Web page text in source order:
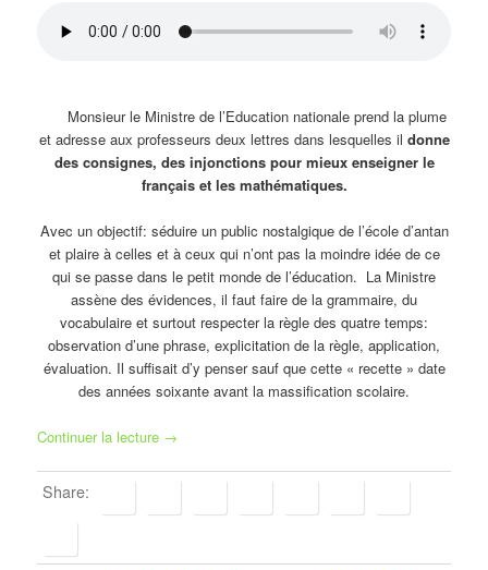
Monsieur le Ministre de l’Education nationale prend la plume
et adresse aux professeurs deux lettres dans lesquelles il donne
des consignes, des injonctions pour mieux enseigner le
français et les mathématiques.
Avec un objectif: séduire un public nostalgique de l’école d’antan
et plaire à celles et à ceux qui n’ont pas la moindre idée de ce
qui se passe dans le petit monde de l’éducation. La Ministre
assène des évidences, il faut faire de la grammaire, du
vocabulaire et surtout respecter la règle des quatre temps:
observation d’une phrase, explicitation de la règle, application,
évaluation. Il suffisait d’y penser sauf que cette « recette » date
des années soixante avant la massification scolaire.
Continuer la lecture →
Share: